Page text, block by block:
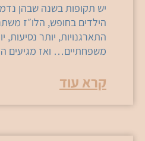
יש תקופות בשנה שבהן
הילדים בחופש, הלו״ז
התארגנויות, יותר נסיעות,
משפחתיים… ואז מגיעים
קרא עוד